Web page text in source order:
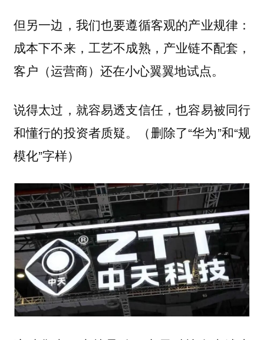
但另一边，我们也要遵循客观的产业规律：
成本下不来，工艺不成熟，产业链不配套，
客户（运营商）还在小心翼翼地试点。
说得太过，就容易透支信任，也容易被同行
和懂行的投资者质疑。（删除了“华为”和“规
模化”字样）